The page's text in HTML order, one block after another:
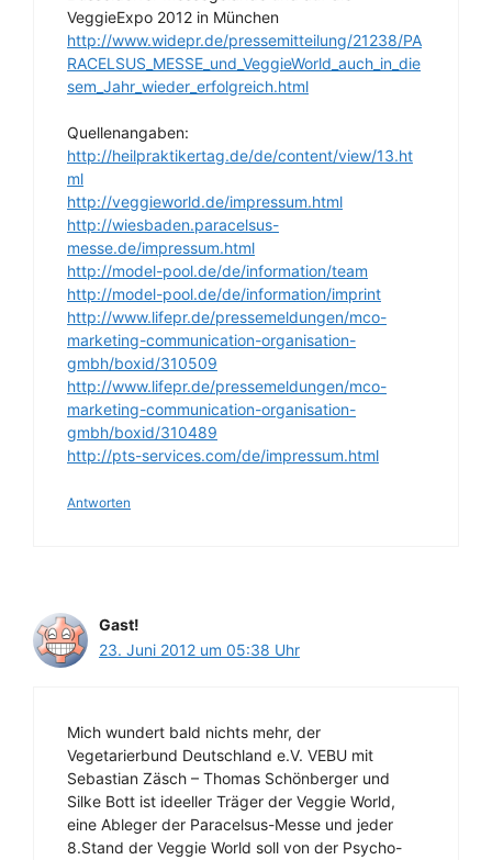
VeggieExpo 2012 in München
http://www.widepr.de/pressemitteilung/21238/PA
RACELSUS_MESSE_und_VeggieWorld_auch_in_die
sem_Jahr_wieder_erfolgreich.html
Quellenangaben:
http://heilpraktikertag.de/de/content/view/13.ht
ml
http://veggieworld.de/impressum.html
http://wiesbaden.paracelsus-
messe.de/impressum.html
http://model-pool.de/de/information/team
http://model-pool.de/de/information/imprint
http://www.lifepr.de/pressemeldungen/mco-
marketing-communication-organisation-
gmbh/boxid/310509
http://www.lifepr.de/pressemeldungen/mco-
marketing-communication-organisation-
gmbh/boxid/310489
http://pts-services.com/de/impressum.html
Antworten
Gast!
23. Juni 2012 um 05:38 Uhr
Mich wundert bald nichts mehr, der
Vegetarierbund Deutschland e.V. VEBU mit
Sebastian Zäsch – Thomas Schönberger und
Silke Bott ist ideeller Träger der Veggie World,
eine Ableger der Paracelsus-Messe und jeder
8.Stand der Veggie World soll von der Psycho-